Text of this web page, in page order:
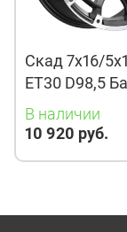
Скад 7x16/
ET30 D98,5
(КЛ378) Алмаз
В наличии
10 920 руб.